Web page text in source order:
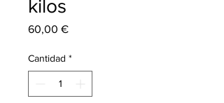
kilos
60,00 €Precio
Cantidad *